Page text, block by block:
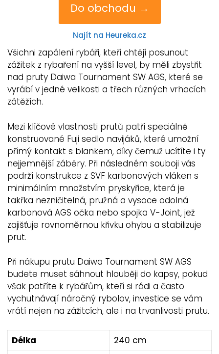
Do obchodu →
Najít na Heureka.cz
Všichni zapálení rybáři, kteří chtějí posunout
zážitek z rybaření na vyšší level, by měli zbystřit
nad pruty Daiwa Tournament SW AGS, které se
vyrábí v jedné velikosti a třech různých vrhacích
zátěžích.
Mezi klíčové vlastnosti prutů patří speciálně
konstruované Fuji sedlo navijáků, které umožní
přímý kontakt s blankem, díky čemuž ucítíte i ty
nejjemnější záběry. Při následném souboji vás
podrží konstrukce z SVF karbonových vláken s
minimálním množstvím pryskyřice, která je
takřka nezničitelná, pružná a vysoce odolná
karbonová AGS očka nebo spojka V-Joint, jež
zajišťuje rovnoměrnou křivku ohybu a stabilizuje
prut.
Při nákupu prutu Daiwa Tournament SW AGS
budete muset sáhnout hlouběji do kapsy, pokud
však patříte k rybářům, kteří si rádi a často
vychutnávají náročný rybolov, investice se vám
vrátí nejen na zážitcích, ale i na trvanlivosti prutu.
Délka
240 cm